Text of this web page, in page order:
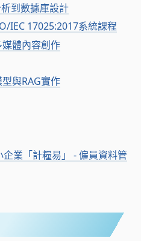
到數據庫設計
IEC 17025:2017系統課程
體內容創作
與RAG實作
業「計糧易」 - 僱員資料管